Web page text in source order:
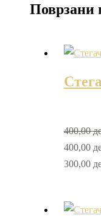
Поврзани
400,00
400,00
300,00